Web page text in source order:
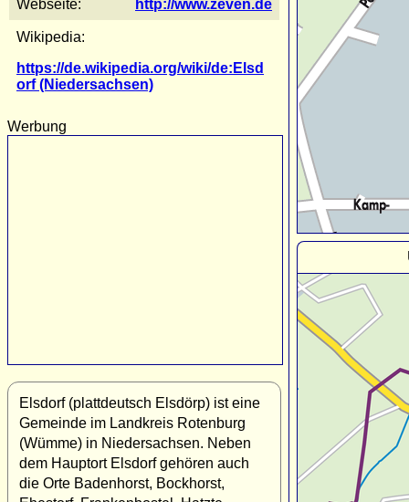
Webseite: http://www.zeven.de
Wikipedia:
https://de.wikipedia.org/wiki/de:Elsd
orf (Niedersachsen)
Werbung
Elsdorf (plattdeutsch Elsdörp) ist eine
Gemeinde im Landkreis Rotenburg
(Wümme) in Niedersachsen. Neben
dem Hauptort Elsdorf gehören auch
die Orte Badenhorst, Bockhorst,